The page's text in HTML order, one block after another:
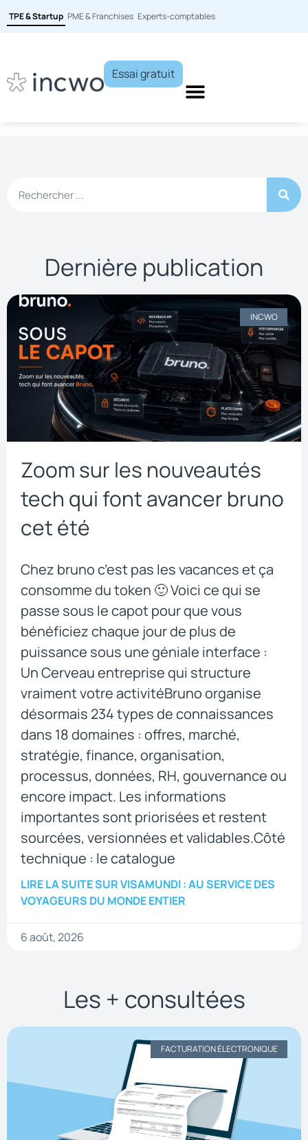
TPE & Startup PME & Franchises Experts-comptables
Essai gratuit
Dernière publication
INCWO
Zoom sur les nouveautés
tech qui font avancer bruno
cet été
Chez bruno c’est pas les vacances et ça
consomme du token 🙂 Voici ce qui se
passe sous le capot pour que vous
bénéficiez chaque jour de plus de
puissance sous une géniale interface :
Un Cerveau entreprise qui structure
vraiment votre activitéBruno organise
désormais 234 types de connaissances
dans 18 domaines : offres, marché,
stratégie, finance, organisation,
processus, données, RH, gouvernance ou
encore impact. Les informations
importantes sont priorisées et restent
sourcées, versionnées et validables.Côté
technique : le catalogue
LIRE LA SUITESUR VISAMUNDI : AU SERVICE DES
VOYAGEURS DU MONDE ENTIER
6 août, 2026
Les + consultées
FACTURATION ÉLECTRONIQUE